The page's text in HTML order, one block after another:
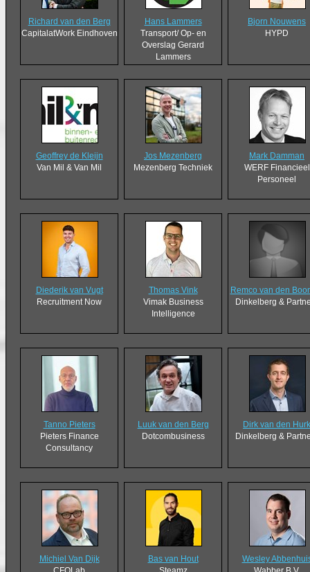
Richard van den Berg
CapitalatWork Eindhoven
Hans Lammers
Transport/ Op- en
Overslag Gerard
Lammers
Bjorn Nouwens
HYPD
Geoffrey de Kleijn
Van Mil & Van Mil
Jos Mezenberg
Mezenberg Techniek
Mark Damman
WERF Financieel
Personeel
Diederik van Vugt
Recruitment Now
Thomas Vink
Vimak Business
Intelligence
Remco van den
Dinkelberg &
Tanno Pieters
Pieters Finance
Consultancy
Luuk van den Berg
Dotcombusiness
Dirk van den Hurk
Dinkelberg &
Michiel Van Dijk
Bas van Hout
Wesley